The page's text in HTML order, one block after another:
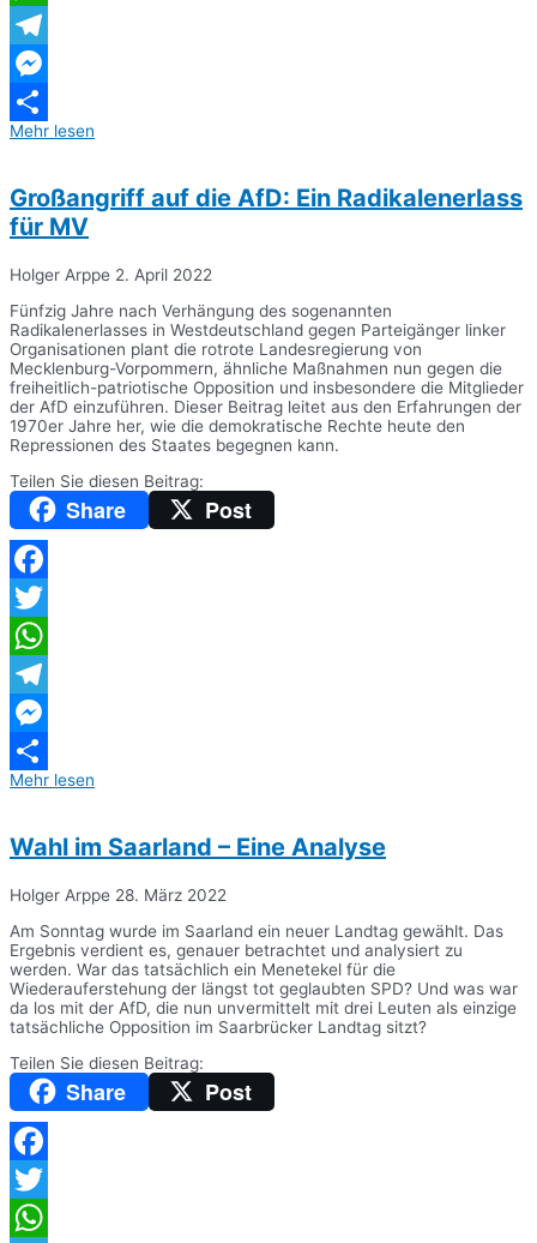
WhatsApp
Telegram
Messenger
Teilen
Mehr lesen
Großangriff auf die AfD: Ein Radikalenerlass
für MV
Holger Arppe 2. April 2022
Fünfzig Jahre nach Verhängung des sogenannten
Radikalenerlasses in Westdeutschland gegen Parteigänger linker
Organisationen plant die rotrote Landesregierung von
Mecklenburg-Vorpommern, ähnliche Maßnahmen nun gegen die
freiheitlich-patriotische Opposition und insbesondere die Mitglieder
der AfD einzuführen. Dieser Beitrag leitet aus den Erfahrungen der
1970er Jahre her, wie die demokratische Rechte heute den
Repressionen des Staates begegnen kann.
Teilen Sie diesen Beitrag:
Share Post
Facebook
Twitter
WhatsApp
Telegram
Messenger
Teilen
Mehr lesen
Wahl im Saarland – Eine Analyse
Holger Arppe 28. März 2022
Am Sonntag wurde im Saarland ein neuer Landtag gewählt. Das
Ergebnis verdient es, genauer betrachtet und analysiert zu
werden. War das tatsächlich ein Menetekel für die
Wiederauferstehung der längst tot geglaubten SPD? Und was war
da los mit der AfD, die nun unvermittelt mit drei Leuten als einzige
tatsächliche Opposition im Saarbrücker Landtag sitzt?
Teilen Sie diesen Beitrag:
Share Post
Facebook
Twitter